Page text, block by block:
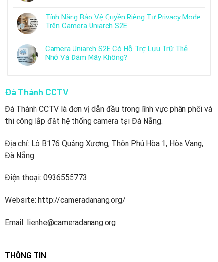
Tính Năng Bảo Vệ Quyền Riêng Tư Privacy Mode
Trên Camera Uniarch S2E
Camera Uniarch S2E Có Hỗ Trợ Lưu Trữ Thẻ
Nhớ Và Đám Mây Không?
Đà Thành CCTV
Đà Thành CCTV là đơn vị dẫn đầu trong lĩnh vực phân phối và
thi công lắp đặt hệ thống camera tại Đà Nẵng.
Địa chỉ: Lô B176 Quảng Xương, Thôn Phú Hòa 1, Hòa Vang,
Đà Nẵng
Điện thoại: 0936555773
Website: http://cameradanang.org/
Email: lienhe@cameradanang.org
THÔNG TIN